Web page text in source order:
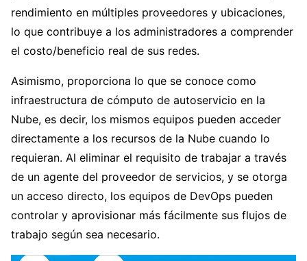
rendimiento en múltiples proveedores y ubicaciones,
lo que contribuye a los administradores a comprender
el costo/beneficio real de sus redes.
Asimismo, proporciona lo que se conoce como
infraestructura de cómputo de autoservicio en la
Nube, es decir, los mismos equipos pueden acceder
directamente a los recursos de la Nube cuando lo
requieran. Al eliminar el requisito de trabajar a través
de un agente del proveedor de servicios, y se otorga
un acceso directo, los equipos de DevOps pueden
controlar y aprovisionar más fácilmente sus flujos de
trabajo según sea necesario.